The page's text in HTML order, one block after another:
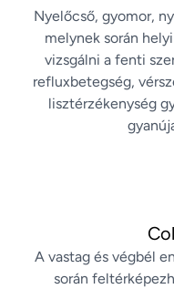
Nyelőcső, gyomor,
melynek során
vizsgálni a fenti
refluxbetegség,
lisztérzékenység
A vastag és végbél
során